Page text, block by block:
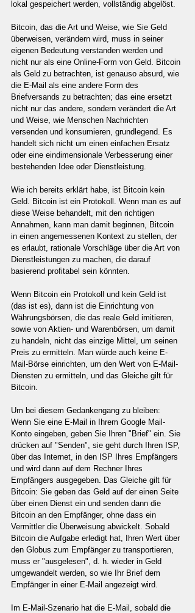
lokal gespeichert werden, vollständig abgelöst.
Bitcoin, das die Art und Weise, wie Sie Geld
überweisen, verändern wird, muss in seiner
eigenen Bedeutung verstanden werden und
nicht nur als eine Online-Form von Geld. Bitcoin
als Geld zu betrachten, ist genauso absurd, wie
die E-Mail als eine andere Form des
Briefversands zu betrachten; das eine ersetzt
nicht nur das andere, sondern verändert die Art
und Weise, wie Menschen Nachrichten
versenden und konsumieren, grundlegend. Es
handelt sich nicht um einen einfachen Ersatz
oder eine eindimensionale Verbesserung einer
bestehenden Idee oder Dienstleistung.
Wie ich bereits erklärt habe, ist Bitcoin kein
Geld. Bitcoin ist ein Protokoll. Wenn man es auf
diese Weise behandelt, mit den richtigen
Annahmen, kann man damit beginnen, Bitcoin
in einen angemessenen Kontext zu stellen, der
es erlaubt, rationale Vorschläge über die Art von
Dienstleistungen zu machen, die darauf
basierend profitabel sein könnten.
Wenn Bitcoin ein Protokoll und kein Geld ist
(das ist es), dann ist die Einrichtung von
Währungsbörsen, die das reale Geld imitieren,
sowie von Aktien- und Warenbörsen, um damit
zu handeln, nicht das einzige Mittel, um seinen
Preis zu ermitteln. Man würde auch keine E-
Mail-Börse einrichten, um den Wert von E-Mail-
Diensten zu ermitteln, und das Gleiche gilt für
Bitcoin.
Um bei diesem Gedankengang zu bleiben:
Wenn Sie eine E-Mail in Ihrem Google Mail-
Konto eingeben, geben Sie Ihren "Brief" ein. Sie
drücken auf "Senden", sie geht durch Ihren ISP,
über das Internet, in den ISP Ihres Empfängers
und wird dann auf dem Rechner Ihres
Empfängers ausgegeben. Das Gleiche gilt für
Bitcoin: Sie geben das Geld auf der einen Seite
über einen Dienst ein und senden dann die
Bitcoin an den Empfänger, ohne dass ein
Vermittler die Überweisung abwickelt. Sobald
Bitcoin die Aufgabe erledigt hat, Ihren Wert über
den Globus zum Empfänger zu transportieren,
muss er "ausgelesen", d. h. wieder in Geld
umgewandelt werden, so wie Ihr Brief dem
Empfänger in einer E-Mail angezeigt wird.
Im E-Mail-Szenario hat die E-Mail, sobald die